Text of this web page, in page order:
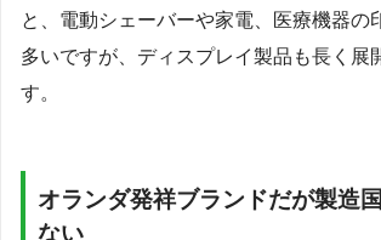
と、電動シェーバーや家電、医療機器の
多いですが、ディスプレイ製品も長く展
す。
オランダ発祥ブランドだが製造
ない